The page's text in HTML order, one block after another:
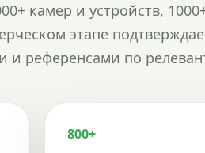
камер и устройств,
этапе
и референсами по
800+